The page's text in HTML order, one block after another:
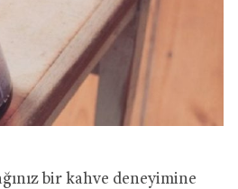
bir kahve deneyimine